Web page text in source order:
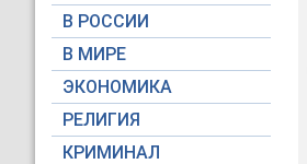
В РОССИИ
В МИРЕ
ЭКОНОМИКА
РЕЛИГИЯ
КРИМИНАЛ